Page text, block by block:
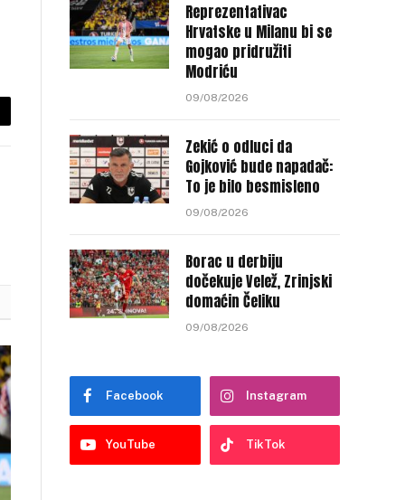
Reprezentativac
Hrvatske u Milanu bi se
mogao pridružiti
Modriću
09/08/2026
Zekić o odluci da
Gojković bude napadač:
To je bilo besmisleno
09/08/2026
Borac u derbiju
dočekuje Velež, Zrinjski
domaćin Čeliku
09/08/2026
Facebook Instagram
YouTube TikTok